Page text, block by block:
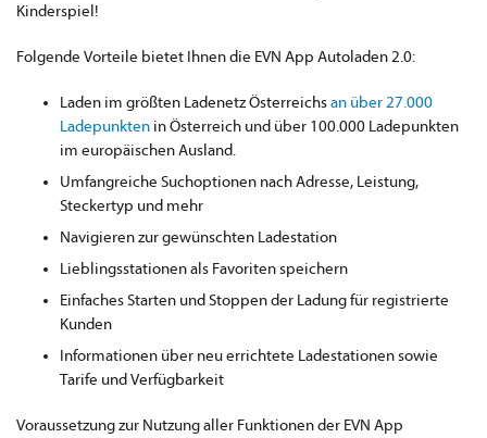
Kinderspiel!
Folgende Vorteile bietet Ihnen die EVN App Autoladen 2.0:
Laden im größten Ladenetz Österreichsan über 27.000
Ladepunkten in Österreich und über 100.000 Ladepunkten
im europäischen Ausland.
Umfangreiche Suchoptionen nach Adresse, Leistung,
Steckertyp und mehr
Navigieren zur gewünschten Ladestation
Lieblingsstationen als Favoriten speichern
Einfaches Starten und Stoppen der Ladung für registrierte
Kunden
Informationen über neu errichtete Ladestationen sowie
Tarife und Verfügbarkeit
Voraussetzung zur Nutzung aller Funktionen der EVN App